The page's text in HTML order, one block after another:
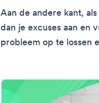
Aan de andere kant,
dan je excuses aan en
probleem op te lossen